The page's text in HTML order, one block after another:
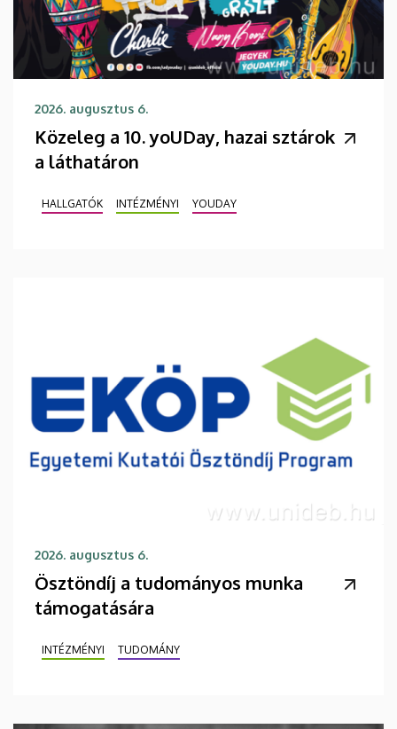
2026. augusztus 6.
Közeleg a 10. yoUDay, hazai sztárok
a láthatáron
HALLGATÓK INTÉZMÉNYI YOUDAY
2026. augusztus 6.
Ösztöndíj a tudományos munka
támogatására
INTÉZMÉNYI TUDOMÁNY